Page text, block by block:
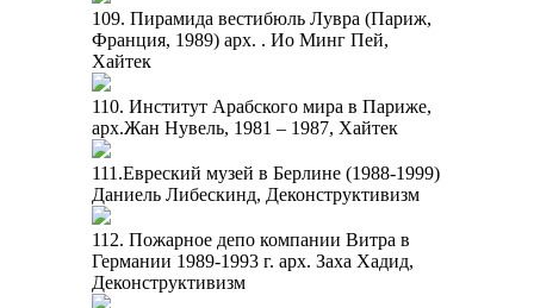
109. Пирамида вестибюль Лувра (Париж,
Франция, 1989) арх. . Ио Минг Пей,
Хайтек
110. Институт Арабского мира в Париже,
арх.Жан Нувель, 1981 – 1987, Хайтек
111.Евреский музей в Берлине (1988-1999)
Даниель Либескинд, Деконструктивизм
112. Пожарное депо компании Витра в
Германии 1989-1993 г. арх. Заха Хадид,
Деконструктивизм